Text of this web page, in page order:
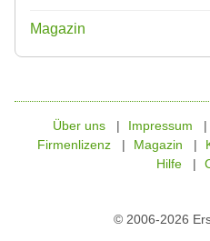
Magazin
© 2006-2026
Über uns Impressum
Firmenlizenz
Magazin
Hilfe